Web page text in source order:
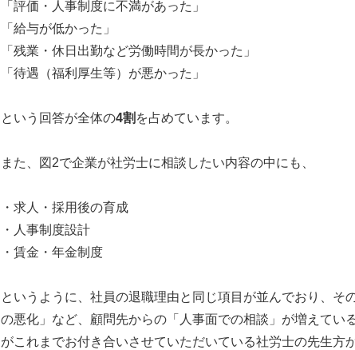
「評価・人事制度に不満があった」
「給与が低かった」
「残業・休日出勤など労働時間が長かった」
「待遇（福利厚生等）が悪かった」
という回答が全体の4割 を占めています。
また、図2で企業が社労士に相談したい内容の中にも、
・求人・採用後の育成
・人事制度設計
・賃金・年金制度
というように、社員の退職理由と同じ項目が並んでおり、
の悪化」など、顧問先からの「人事面での相談」が増えて
がこれまでお付き合いさせていただいている社労士の先生方